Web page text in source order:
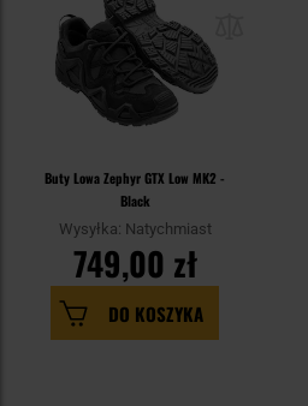
Buty Lowa Zephyr GTX Low MK2 -
Black
Wysyłka: Natychmiast
749,00 zł
DO KOSZYKA